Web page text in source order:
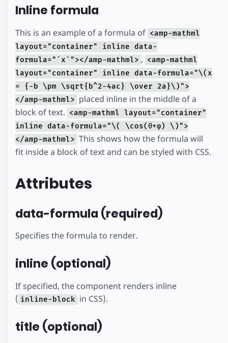
Inline formula
This is an example of a formula of <amp-mathml
layout="container" inline data-
formula="`x`"></amp-mathml> , <amp-mathml
layout="container" inline data-formula="\(x
= {-b \pm \sqrt{b^2-4ac} \over 2a}\)">
</amp-mathml> placed inline in the middle of a
block of text. <amp-mathml layout="container"
inline data-formula="\( \cos(θ+φ) \)">
</amp-mathml> This shows how the formula will
fit inside a block of text and can be styled with CSS.
Attributes
data-formula (required)
Specifies the formula to render.
inline (optional)
If specified, the component renders inline
( inline-block in CSS).
title (optional)